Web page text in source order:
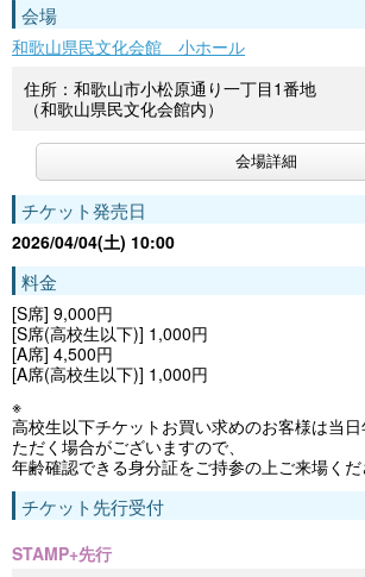
会場
和歌山県民文化会館 小ホール
住所：和歌山市小松原通り一丁目1番地
（和歌山県民文化会館内）
会場詳細
チケット発売日
2026/04/04(土) 10:00
料金
[S席] 9,000円
[S席(高校生以下)] 1,000円
[A席] 4,500円
[A席(高校生以下)] 1,000円
※
高校生以下チケットお買い求めのお客様は当
ただく場合がございますので、
年齢確認できる身分証をご持参の上ご来場くだ
チケット先行受付
STAMP+先行